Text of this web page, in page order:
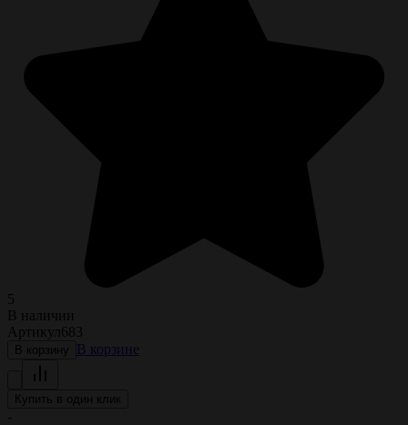
5
В наличии
Артикул 683
В корзину В корзине
Купить в один клик
-